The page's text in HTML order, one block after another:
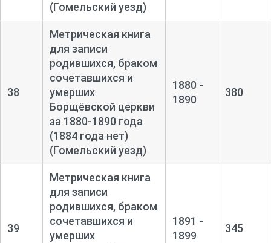
(Гомельский уезд)
38
Метрическая книга
для записи
родившихся, браком
сочетавшихся и
умерших
Борщёвской церкви
за 1880-1890 года
(1884 года нет)
(Гомельский уезд)
1880 -
1890
380
39
Метрическая книга
для записи
родившихся, браком
сочетавшихся и
умерших
1891 -
1899
345